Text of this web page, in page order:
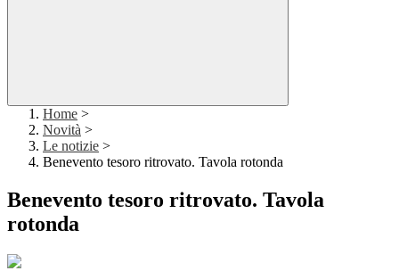
Home >
Novità >
Le notizie >
Benevento tesoro ritrovato. Tavola rotonda
Benevento tesoro ritrovato. Tavola
rotonda